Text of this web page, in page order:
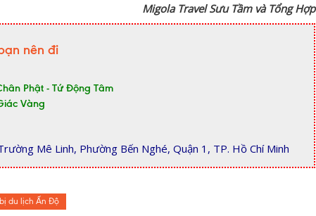
Migola Travel Sưu Tầm và Tổng Hợp
nên đi
Phật - Tứ Động Tâm
Vàng
Mê Linh, Phường Bến Nghé, Quận 1, TP. Hồ Chí Minh
du lịch Ấn Độ